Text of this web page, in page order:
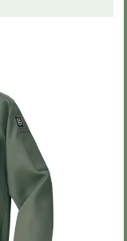
ックパンツ